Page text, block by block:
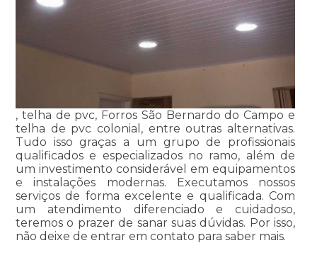
, telha de pvc, Forros São Bernardo do Campo e
telha de pvc colonial, entre outras alternativas.
Tudo isso graças a um grupo de profissionais
qualificados e especializados no ramo, além de
um investimento considerável em equipamentos
e instalações modernas. Executamos nossos
serviços de forma excelente e qualificada. Com
um atendimento diferenciado e cuidadoso,
teremos o prazer de sanar suas dúvidas. Por isso,
não deixe de entrar em contato para saber mais.